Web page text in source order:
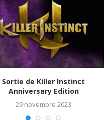
Sortie de Killer Instinct
Anniversary Edition
29 novembre 2023